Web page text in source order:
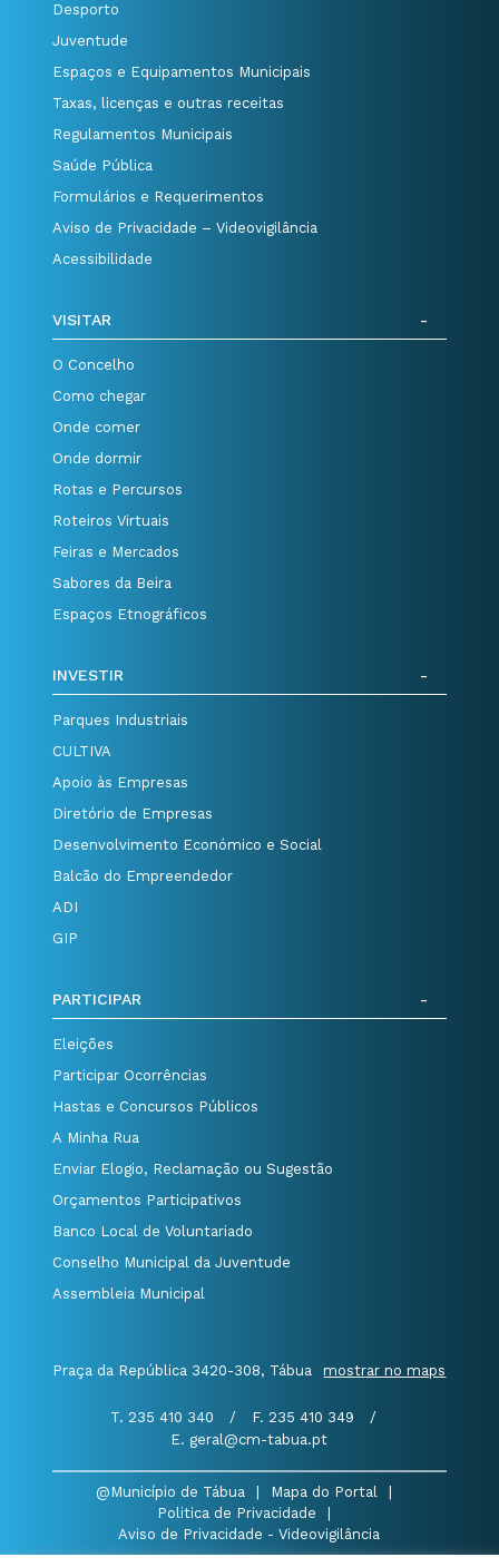
Desporto
Juventude
Espaços e Equipamentos Municipais
Taxas, licenças e outras receitas
Regulamentos Municipais
Saúde Pública
Formulários e Requerimentos
Aviso de Privacidade – Videovigilância
Acessibilidade
VISITAR
O Concelho
Como chegar
Onde comer
Onde dormir
Rotas e Percursos
Roteiros Virtuais
Feiras e Mercados
Sabores da Beira
Espaços Etnográficos
INVESTIR
Parques Industriais
CULTIVA
Apoio às Empresas
Diretório de Empresas
Desenvolvimento Económico e Social
Balcão do Empreendedor
ADI
GIP
PARTICIPAR
Eleições
Participar Ocorrências
Hastas e Concursos Públicos
A Minha Rua
Enviar Elogio, Reclamação ou Sugestão
Orçamentos Participativos
Banco Local de Voluntariado
Conselho Municipal da Juventude
Assembleia Municipal
Praça da República 3420-308, Tábua mostrar no maps
T. 235 410 340 / F. 235 410 349
/
E. geral@cm-tabua.pt
@Município de Tábua Mapa do Portal
Politica de Privacidade
Aviso de Privacidade - Videovigilância